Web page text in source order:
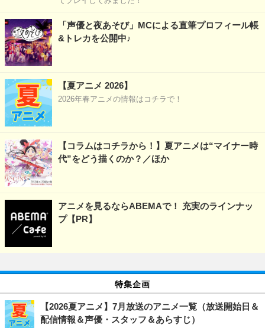
「声優と夜あそび」MCによる直筆プロフィール帳
&トレカを公開中♪
【夏アニメ 2026】
2026年春アニメの情報はコチラで！
【コラムはコチラから！】夏アニメは“マイナー時
代”をどう描くのか？／ほか
アニメを見るならABEMAで！ 充実のラインナッ
プ【PR】
特集企画
【2026夏アニメ】7月放送のアニメ一覧（放送開始日＆
配信情報＆声優・スタッフ＆あらすじ）